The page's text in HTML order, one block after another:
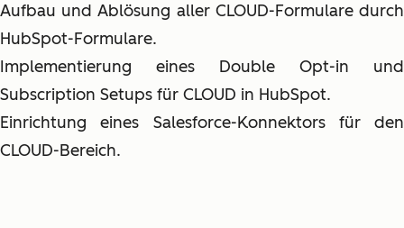
Aufbau und Ablösung aller CLOUD-Formulare durch
HubSpot-Formulare.
Implementierung eines Double Opt-in und
Subscription Setups für CLOUD in HubSpot.
Einrichtung eines Salesforce-Konnektors für den
CLOUD-Bereich.